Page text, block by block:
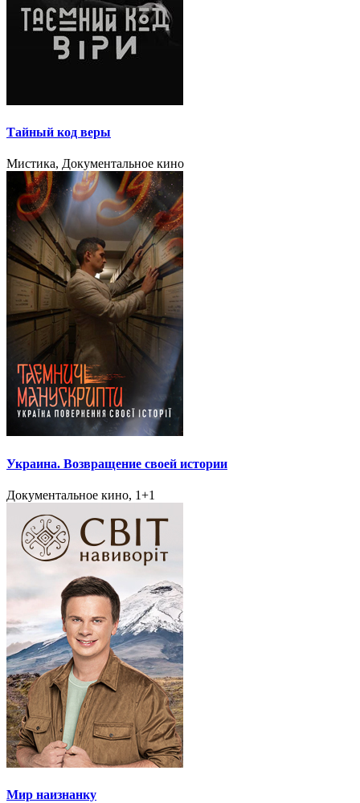
Тайный код веры
Мистика, Документальное кино
Украина. Возвращение своей истории
Документальное кино, 1+1
Мир наизнанку